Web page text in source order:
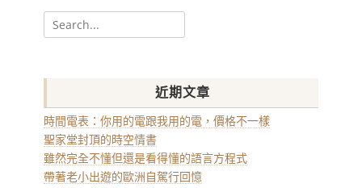
Search
for:
近期文章
時間電表：你用的電跟我用的電，價格不一樣
聖家堂封頂的時空情書
雖然完全不懂但還是看得懂的語言方程式
帶著老小出遊的歐洲自駕行回憶